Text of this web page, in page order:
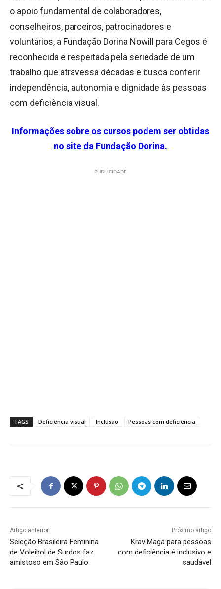
o apoio fundamental de colaboradores,
conselheiros, parceiros, patrocinadores e
voluntários, a Fundação Dorina Nowill para Cegos é
reconhecida e respeitada pela seriedade de um
trabalho que atravessa décadas e busca conferir
independência, autonomia e dignidade às pessoas
com deficiência visual.
Informações sobre os cursos podem ser obtidas
no site da Fundação Dorina.
PUBLICIDADE
TAGS Deficiência visual Inclusão Pessoas com deficiência
Artigo anterior
Seleção Brasileira Feminina
de Voleibol de Surdos faz
amistoso em São Paulo
Próximo artigo
Krav Magá para pessoas
com deficiência é inclusivo e
saudável